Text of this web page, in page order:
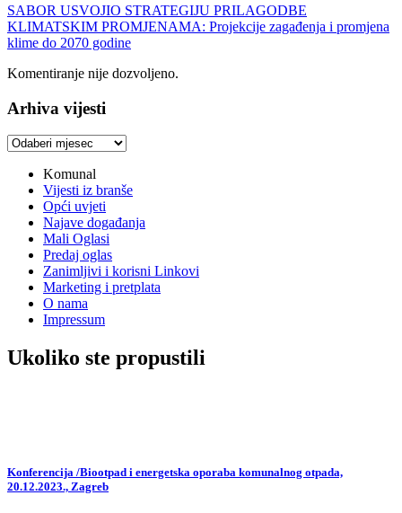
SABOR USVOJIO STRATEGIJU PRILAGODBE
KLIMATSKIM PROMJENAMA: Projekcije zagađenja i promjena
klime do 2070 godine
Komentiranje nije dozvoljeno.
Arhiva vijesti
Arhiva
Komunal
Vijesti iz branše
Opći uvjeti
Najave događanja
Mali Oglasi
Predaj oglas
Zanimljivi i korisni Linkovi
Marketing i pretplata
O nama
Impressum
Ukoliko ste propustili
Konferencija /Biootpad i energetska oporaba komunalnog otpada,
20.12.2023., Zagreb